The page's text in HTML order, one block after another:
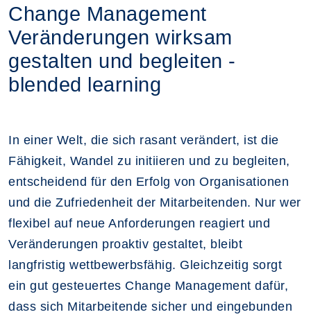
Change Management
Veränderungen wirksam
gestalten und begleiten -
blended learning
In einer Welt, die sich rasant verändert, ist die
Fähigkeit, Wandel zu initiieren und zu begleiten,
entscheidend für den Erfolg von Organisationen
und die Zufriedenheit der Mitarbeitenden. Nur wer
flexibel auf neue Anforderungen reagiert und
Veränderungen proaktiv gestaltet, bleibt
langfristig wettbewerbsfähig. Gleichzeitig sorgt
ein gut gesteuertes Change Management dafür,
dass sich Mitarbeitende sicher und eingebunden